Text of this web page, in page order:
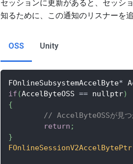
セッションに更新があると、セッシ
知るために、この通知のリスナーを
OSS Unity
FOnlineSubsystemAccelByte*
if (AccelByteOSS == nullptr)
{
// AccelByteOSSが見つ
return ;
}
FOnlineSessionV2AccelBytePtr